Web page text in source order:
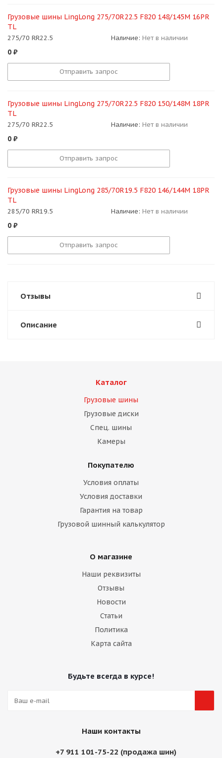
Грузовые шины LingLong 275/70R22.5 F820 148/145M 16PR
TL
275/70 RR22.5 Наличие: Нет в наличии
0 ₽
Отправить запрос
Грузовые шины LingLong 275/70R22.5 F820 150/148M 18PR
TL
275/70 RR22.5 Наличие: Нет в наличии
0 ₽
Отправить запрос
Грузовые шины LingLong 285/70R19.5 F820 146/144M 18PR
TL
285/70 RR19.5 Наличие: Нет в наличии
0 ₽
Отправить запрос
Отзывы
Описание
Каталог
Грузовые шины
Грузовые диски
Спец. шины
Камеры
Покупателю
Условия оплаты
Условия доставки
Гарантия на товар
Грузовой шинный калькулятор
О магазине
Наши реквизиты
Отзывы
Новости
Статьи
Политика
Карта сайта
Будьте всегда в курсе!
Наши контакты
+7 911 101-75-22 (продажа шин)